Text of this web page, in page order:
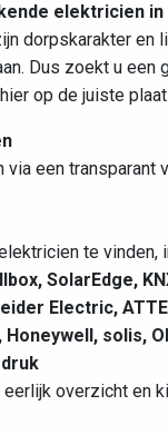
elektricien in
dorpskarakter
Dus zoekt u
op de juiste
via een
te
SolarEdge,
Electric,
solis,
eerlijk overzicht